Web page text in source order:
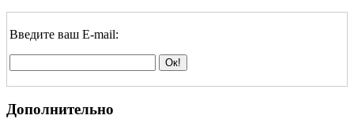
Введите ваш E-mail:
Дополнительно